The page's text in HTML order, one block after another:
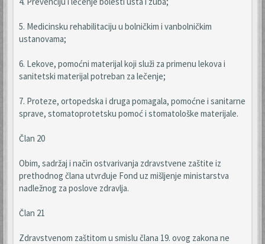
5. Medicinsku rehabilitaciju u bolničkim i vanbolničkim
ustanovama;
6. Lekove, pomoćni materijal koji služi za primenu lekova i
sanitetski materijal potreban za lečenje;
7. Proteze, ortopedska i druga pomagala, pomoćne i sanitarne
sprave, stomatoprotetsku pomoć i stomatološke materijale.
Član 20
Obim, sadržaj i način ostvarivanja zdravstvene zaštite iz
prethodnog člana utvrđuje Fond uz mišljenje ministarstva
nadležnog za poslove zdravlja.
Član 21
Zdravstvenom zaštitom u smislu člana 19. ovog zakona ne